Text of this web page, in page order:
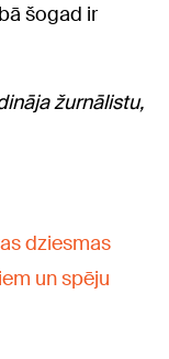
šogad ir
žurnālistu,
dziesmas
un spēju